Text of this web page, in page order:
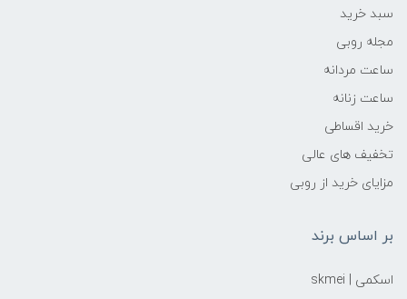
سبد خرید
مجله روبی
ساعت مردانه
ساعت زنانه
خرید اقساطی
تخفیف های عالی
مزایای خرید از روبی
بر اساس برند
اسکمی | skmei